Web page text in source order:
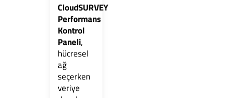
CloudSURVEY
Performans
Kontrol
Paneli,
hücresel
ağ
seçerken
veriye